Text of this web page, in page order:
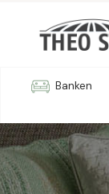
Banken